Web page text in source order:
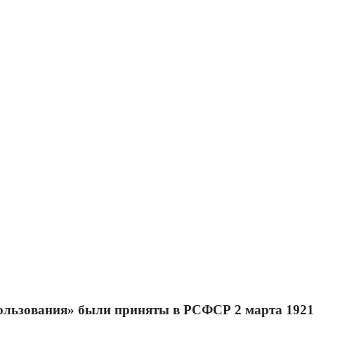
были приняты в РСФСР 2 марта 1921